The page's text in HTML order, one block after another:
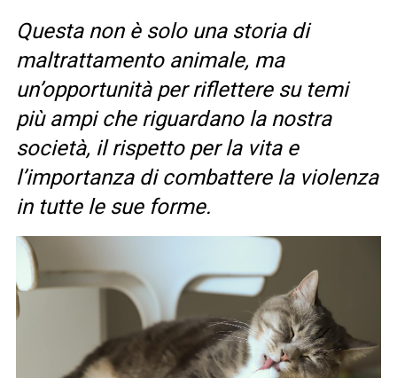
Questa non è solo una storia di
maltrattamento animale, ma
un’opportunità per riflettere su temi
più ampi che riguardano la nostra
società, il rispetto per la vita e
l’importanza di combattere la violenza
in tutte le sue forme.